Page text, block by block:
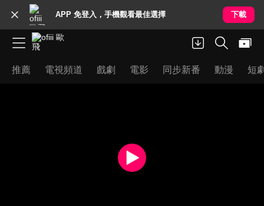
APP 免登入，手機觀看最佳選擇 下載
推薦 電視頻道 戲劇 電影 同步新番 動漫 短